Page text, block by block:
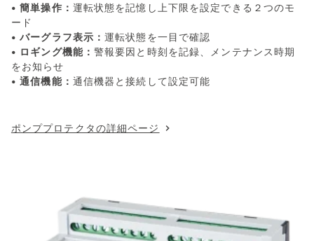
•簡単操作： 運転状態を記憶し上下限を設定できる２つのモ
ード
•バーグラフ表示：運転状態を一目で確認
• ロギング機能： 警報要因と時刻を記録、メンテナンス時期
をお知らせ
•通信機能： 通信機器と接続して設定可能
ポンププロテクタの詳細ページ